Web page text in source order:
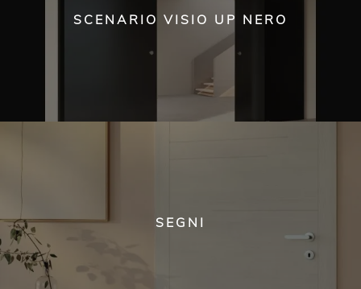
SCENARIO VISIO UP NERO
SEGNI